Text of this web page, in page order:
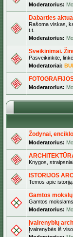
Moderatorius:
Dabarties
Rašoma viskas,
t.t.
Moderatorius:
Sveikinimai.
Pasveikinkite,
Moderatoriai:
Moderatorius:
Žodynai,
Moderatorius:
Knygos,
ISTORIJOS
Temos apie istoriją
Gamtos
Gamtos
Moderatorius:
Įvairenybių
Įvairenybės iš